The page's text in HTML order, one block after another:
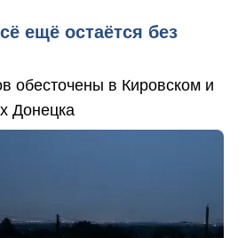
ещё остаётся без
обесточены в Кировском и
Донецка